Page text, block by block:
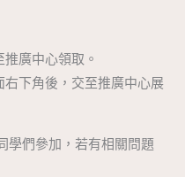
廣中心領取。
右下角後，交至推廣中心展
學們參加，若有相關問題